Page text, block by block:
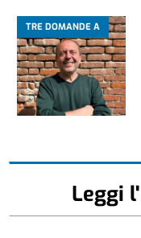
TRE DOMANDE A
Leggi